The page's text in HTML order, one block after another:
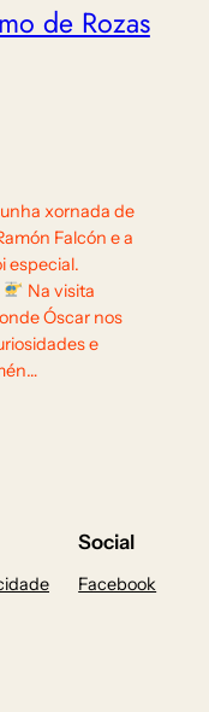
de Rozas
xornada de
Falcón e a
especial.
Na visita
Óscar nos
e
Social
Facebook